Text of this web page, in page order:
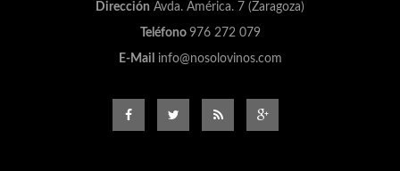
Dirección Avda. América. 7 (Zaragoza)
Teléfono 976 272 079
E-Mail info@nosolovinos.com